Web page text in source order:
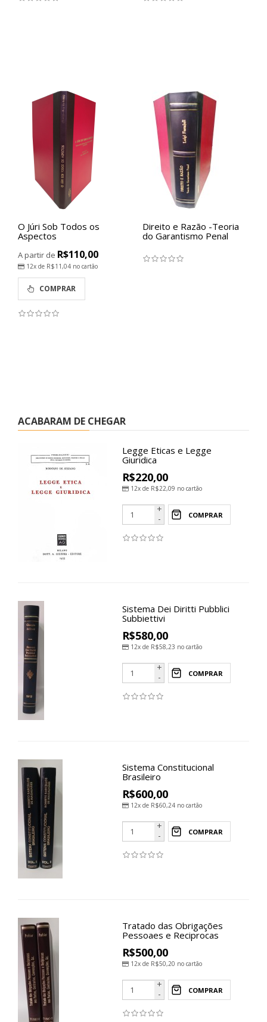
O Júri Sob Todos os
Aspectos
A partir de R$110,00
12x de R$11,04 no cartão
COMPRAR
Direito e Razão -Teoria
do Garantismo Penal
ACABARAM DE CHEGAR
Legge Eticas e Legge
Giuridica
R$220,00
12x de R$22,09 no cartão
-
+
COMPRAR
Sistema Dei Diritti Pubblici
Subbiettivi
R$580,00
12x de R$58,23 no cartão
-
+
COMPRAR
Sistema Constitucional
Brasileiro
R$600,00
12x de R$60,24 no cartão
-
+
COMPRAR
Tratado das Obrigações
Pessoaes e Reciprocas
R$500,00
12x de R$50,20 no cartão
-
+
COMPRAR